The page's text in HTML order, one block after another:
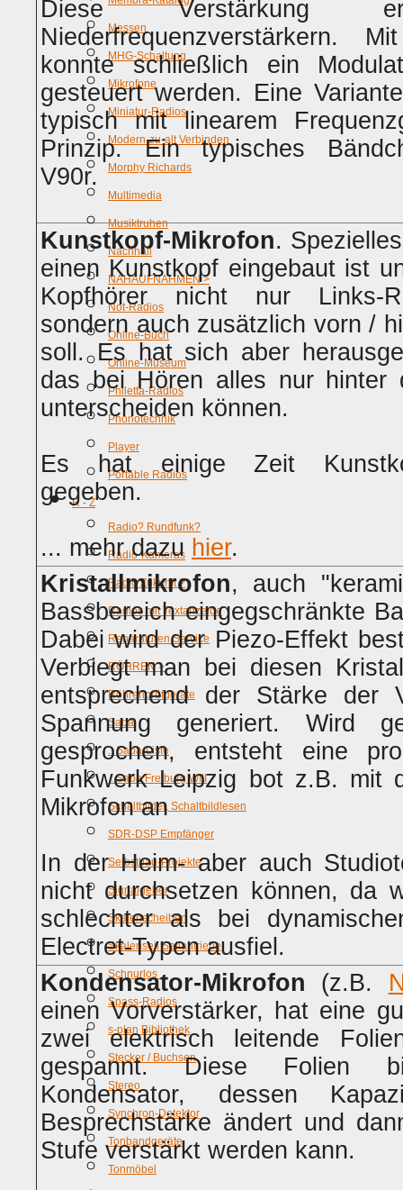
Messen
MHG-Schaltung
Mikrofone
Miniatur-Radios
Modern-zu-alt Verbinden
Morphy Richards
Multimedia
Musiktruhen
Nachhall
NAHAUFNAHMEN >
Not-Radios
Online-Buch
Online-Museum
Philetta-Radios
Phonotechnik
Player
Portable Radios
R - Z
Radio? Rundfunk?
Radio-Kameras
Radio Zukunft ?
Radios mit Textanzeige
Reparaturen Service
RÖHREN >
Röhrenprüfgeräte
Saba
.. Saba-Liste
.. Saba Freiburg WIII
Schaltbilder, Schaltbildlesen
SDR-DSP Empfänger
Selbstbau-Projekte
Signalgeber
Skalenscheiben
Skalenseil Seilantriebe
Schnurlos ...
Spass-Radios
s-plan Bibliothek
Stecker / Buchsen
Stereo
Synchron-Detektor
Tonbandgeräte
Tonmöbel
Diese Verstärkung
Niederfrequenzverstärkern.
konnte schließlich ein
gesteuert werden. Eine
typisch mit linearem
Prinzip. Ein typisches
V90r.
Kunstkopf-Mikrofon.
einen Kunstkopf eingebaut ist
Kopfhörer nicht nur Links-
sondern auch zusätzlich vorn /
soll. Es hat sich aber
das bei Hören alles nur hinter
unterscheiden können.
Es hat einige Zeit
gegeben.
... mehr dazu hier.
Kristallmikrofon, auch
Bassbereich eingegschränkte
Dabei wird der Piezo-Effekt
Verbiegt man bei diesen
entsprechend der Stärke der
Spannung generiert. Wird
gesprochen, entsteht eine
Funkwerk Leipzig bot z.B. mit
Mikrofon an
In der Heim- aber auch
nicht durchsetzen können, da
schlechter als bei
Electret-Typen ausfiel.
Kondensator-Mikrofon (z.B.
einen Vorverstärker, hat eine
zwei elektrisch leitende
gespannt. Diese Folien
Kondensator, dessen
Besprechstärke ändert und
Stufe verstärkt werden kann.